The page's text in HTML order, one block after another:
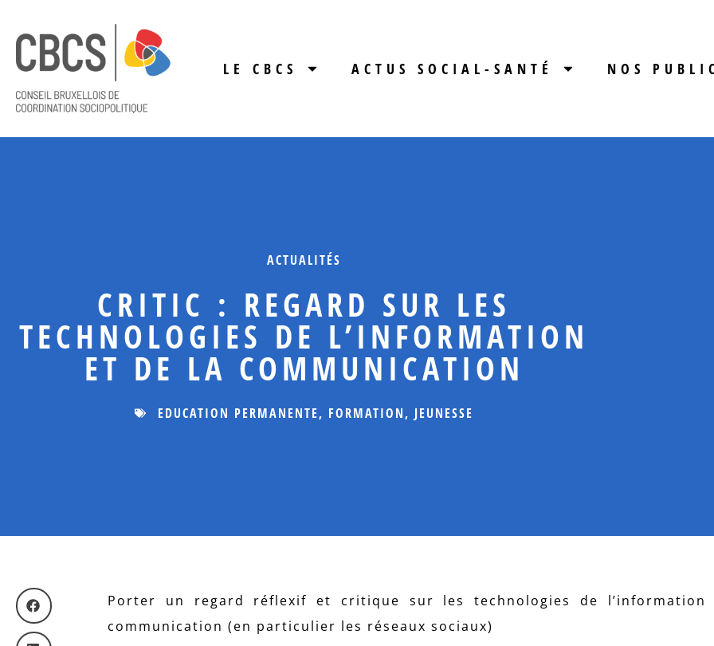
LE CBCS ACTUS SOCIAL-SANTÉ NOS
ACTUALITÉS
CRITIC : REGARD SUR LES
TECHNOLOGIES DE L’INFORMATION
ET DE LA COMMUNICATION
EDUCATION PERMANENTE, FORMATION, JEUNESSE
Porter un regard réflexif et critique sur les technologies de
communication (en particulier les réseaux sociaux)